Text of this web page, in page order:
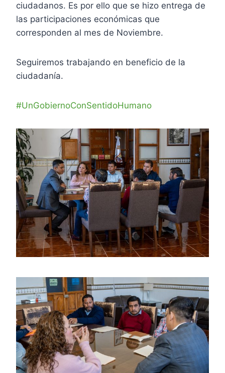
ciudadanos. Es por ello que se hizo entrega de
las participaciones económicas que
corresponden al mes de Noviembre.
Seguiremos trabajando en beneficio de la
ciudadanía.
#UnGobiernoConSentidoHumano